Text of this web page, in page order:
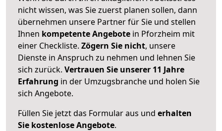
nicht wissen, was Sie zuerst planen sollen, dann
übernehmen unsere Partner für Sie und stellen
Ihnen kompetente Angebote in Pforzheim mit
einer Checkliste. Zögern Sie nicht, unsere
Dienste in Anspruch zu nehmen und lehnen Sie
sich zurück. Vertrauen Sie unserer 11 Jahre
Erfahrung in der Umzugsbranche und holen Sie
sich Angebote.
Füllen Sie jetzt das Formular aus und erhalten
Sie kostenlose Angebote.